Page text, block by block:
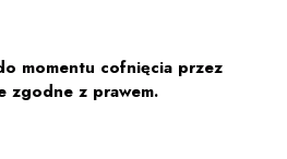
momentu cofnięcia przez
zgodne z prawem.